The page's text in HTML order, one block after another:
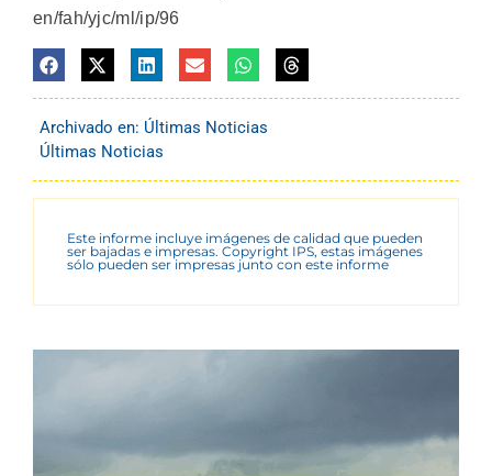
en/fah/yjc/ml/ip/96
Archivado en: Últimas Noticias
Últimas Noticias
Este informe incluye imágenes de calidad que pueden
ser bajadas e impresas. Copyright IPS, estas imágenes
sólo pueden ser impresas junto con este informe